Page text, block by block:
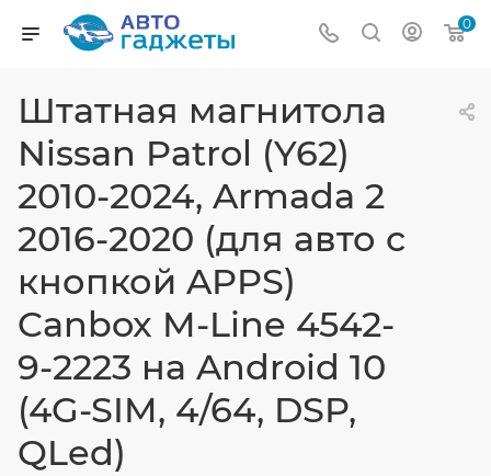
0
Штатная магнитола
Nissan Patrol (Y62)
2010-2024, Armada 2
2016-2020 (для авто с
кнопкой APPS)
Canbox M-Line 4542-
9-2223 на Android 10
(4G-SIM, 4/64, DSP,
QLed)